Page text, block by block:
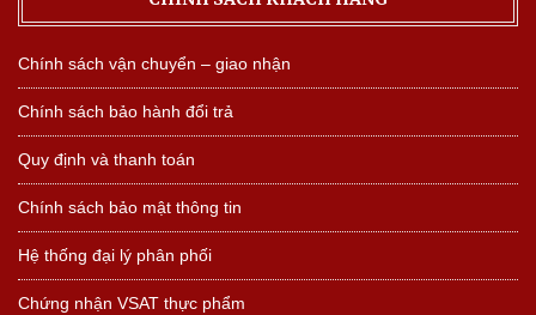
Chính sách vận chuyển – giao nhận
Chính sách bảo hành đổi trả
Quy định và thanh toán
Chính sách bảo mật thông tin
Hệ thống đại lý phân phối
Chứng nhận VSAT thực phẩm